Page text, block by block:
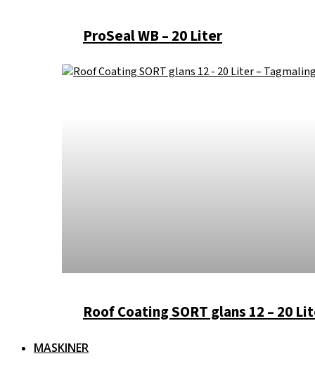
ProSeal WB – 20 Liter
Roof Coating SORT glans 12 – 20
MASKINER